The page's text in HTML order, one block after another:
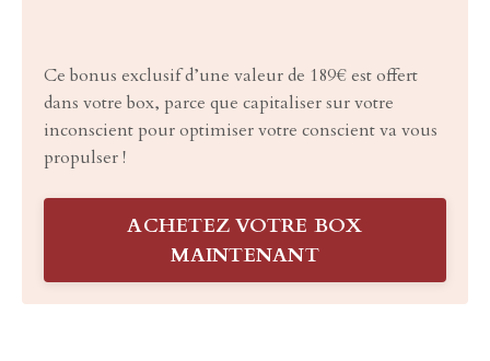
Ce bonus exclusif d’une valeur de 189€ est offert
dans votre box, parce que capitaliser sur votre
inconscient pour optimiser votre conscient va vous
propulser !
ACHETEZ VOTRE BOX
MAINTENANT